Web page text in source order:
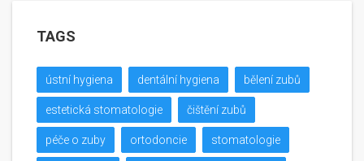
TAGS
ústní hygiena dentální hygiena bělení zubů
estetická stomatologie čištění zubů
péče o zuby ortodoncie stomatologie